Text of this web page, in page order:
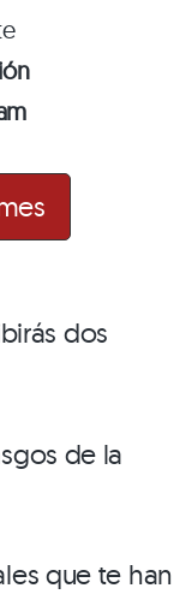
dos
de la
que te han